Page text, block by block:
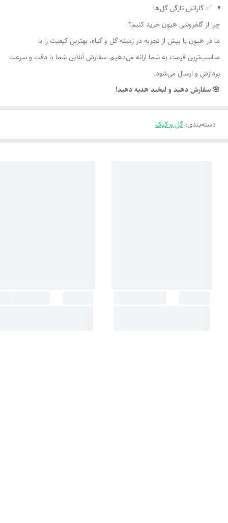
✅ گارانتی تازگی گل‌ها
چرا از گلفروشی هیوِن خرید کنیم؟
ما در هیوِن با بیش از تجربه در زمینه گل و گیاه، بهترین کیفیت را با
مناسب‌ترین قیمت به شما ارائه می‌دهیم. سفارش آنلاین شما با دقت و سرعت
پردازش و ارسال می‌شود.
🌸 سفارش دهید و لبخند هدیه دهید!
دسته‌بندی: گل و کیک